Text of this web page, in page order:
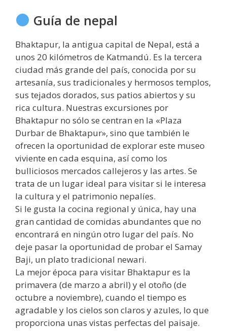
Guía de nepal
Bhaktapur, la antigua capital de Nepal, está a
unos 20 kilómetros de Katmandú. Es la tercera
ciudad más grande del país, conocida por su
artesanía, sus tradicionales y hermosos templos,
sus tejados dorados, sus patios abiertos y su
rica cultura. Nuestras excursiones por
Bhaktapur no sólo se centran en la «Plaza
Durbar de Bhaktapur», sino que también le
ofrecen la oportunidad de explorar este museo
viviente en cada esquina, así como los
bulliciosos mercados callejeros y las artes. Se
trata de un lugar ideal para visitar si le interesa
la cultura y el patrimonio nepalíes.
Si le gusta la cocina regional y única, hay una
gran cantidad de comidas abundantes que no
encontrará en ningún otro lugar del país. No
deje pasar la oportunidad de probar el Samay
Baji, un plato tradicional newari.
La mejor época para visitar Bhaktapur es la
primavera (de marzo a abril) y el otoño (de
octubre a noviembre), cuando el tiempo es
agradable y los cielos son claros y azules, lo que
proporciona unas vistas perfectas del paisaje.